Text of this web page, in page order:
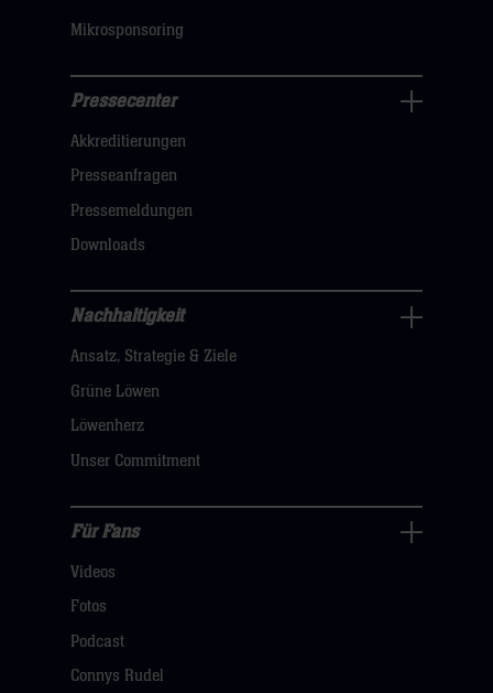
Mikrosponsoring
Navigation
öffnen,
dann
klicken
hier
Pressecenter
Akkreditierungen
Presseanfragen
Pressemeldungen
Downloads
Nachhaltigkeit
Navigation
öffnen,
dann
hier
Nachhaltigkeit
Ansatz, Strategie & Ziele
Grüne Löwen
Löwenherz
Unser Commitment
Fans
Navigation
öffnen,
dann
Für Fans
Videos
Fotos
Podcast
Connys Rudel